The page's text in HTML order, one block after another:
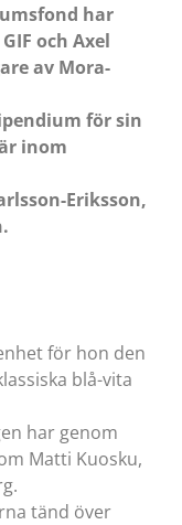
har
och Axel
av Mora-
för sin
inom
Eriksson,
för hon den
blå-vita
har genom
Matti Kuosku,
tänd över